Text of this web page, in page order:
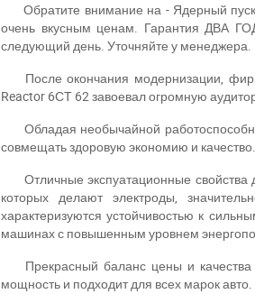
Обратите внимание на - Ядерный
очень вкусным ценам. Гарантия ДВА
следующий день. Уточняйте у менеджера.
После окончания модернизации,
Reactor 6СТ 62 завоевал огромную
Обладая необычайной
совмещать здоровую экономию и качество.
Отличные экспуатационные
которых делают электроды,
характеризуются устойчивостью к
машинах с повышенным уровнем
Прекрасный баланс цены и
мощность и подходит для всех марок